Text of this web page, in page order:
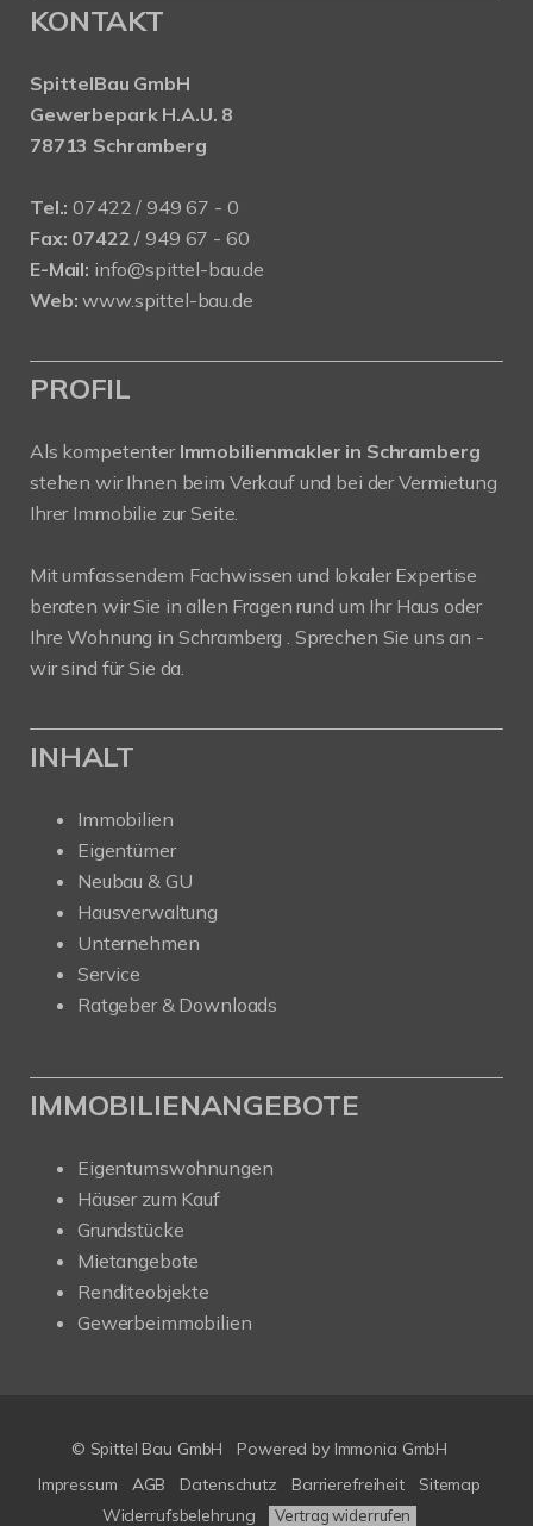
KONTAKT
SpittelBau GmbH
Gewerbepark H.A.U. 8
78713 Schramberg
Tel.: 07422 / 949 67 - 0
Fax: 07422 / 949 67 - 60
E-Mail: info@spittel-bau.de
Web: www.spittel-bau.de
PROFIL
Als kompetenter Immobilienmakler in Schramberg
stehen wir Ihnen beim Verkauf und bei der Vermietung
Ihrer Immobilie zur Seite.
Mit umfassendem Fachwissen und lokaler Expertise
beraten wir Sie in allen Fragen rund um Ihr Haus oder
Ihre Wohnung in Schramberg . Sprechen Sie uns an -
wir sind für Sie da.
INHALT
Immobilien
Eigentümer
Neubau & GU
Hausverwaltung
Unternehmen
Service
Ratgeber & Downloads
IMMOBILIENANGEBOTE
Eigentumswohnungen
Häuser zum Kauf
Grundstücke
Mietangebote
Renditeobjekte
Gewerbeimmobilien
© Spittel Bau GmbH Powered by Immonia GmbH
Impressum
AGB Datenschutz Barrierefreiheit
Sitemap
Widerrufsbelehrung
Vertrag widerrufen